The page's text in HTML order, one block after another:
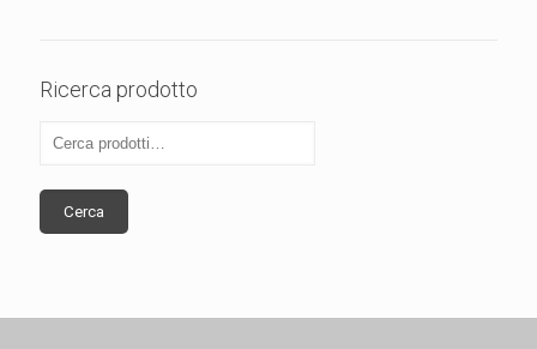
Ricerca prodotto
Cerca